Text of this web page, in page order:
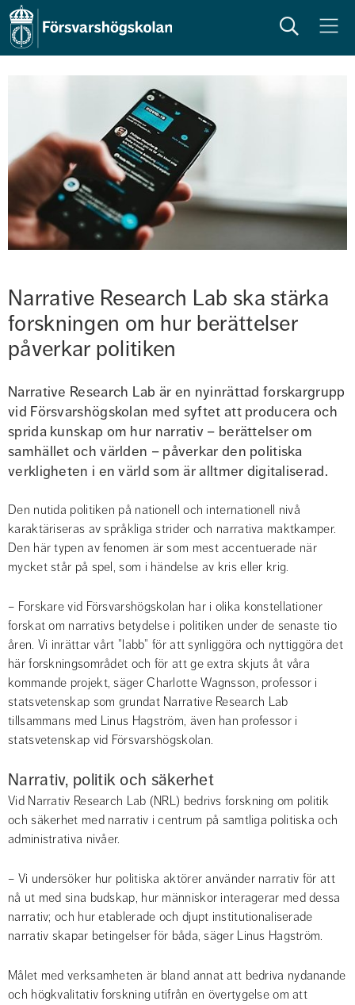
Sök Meny
Narrative Research Lab ska stärka
forskningen om hur berättelser
påverkar politiken
Narrative Research Lab är en nyinrättad forskargrupp
vid Försvarshögskolan med syftet att producera och
sprida kunskap om hur narrativ – berättelser om
samhället och världen – påverkar den politiska
verkligheten i en värld som är alltmer digitaliserad.
Den nutida politiken på nationell och internationell nivå
karaktäriseras av språkliga strider och narrativa maktkamper.
Den här typen av fenomen är som mest accentuerade när
mycket står på spel, som i händelse av kris eller krig.
– Forskare vid Försvarshögskolan har i olika konstellationer
forskat om narrativs betydelse i politiken under de senaste tio
åren. Vi inrättar vårt ”labb” för att synliggöra och nyttiggöra det
här forskningsområdet och för att ge extra skjuts åt våra
kommande projekt, säger Charlotte Wagnsson, professor i
statsvetenskap som grundat Narrative Research Lab
tillsammans med Linus Hagström, även han professor i
statsvetenskap vid Försvarshögskolan.
Narrativ, politik och säkerhet
Vid Narrativ Research Lab (NRL) bedrivs forskning om politik
och säkerhet med narrativ i centrum på samtliga politiska och
administrativa nivåer.
– Vi undersöker hur politiska aktörer använder narrativ för att
nå ut med sina budskap, hur människor interagerar med dessa
narrativ; och hur etablerade och djupt institutionaliserade
narrativ skapar betingelser för båda, säger Linus Hagström.
Målet med verksamheten är bland annat att bedriva nydanande
och högkvalitativ forskning utifrån en övertygelse om att